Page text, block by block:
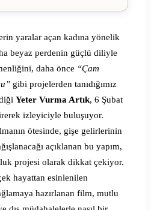
yaralar açan kadına yönelik
beyaz perdenin güçlü diliyle
daha önce “Çam
gibi projelerden tanıdığımız
Yeter Vurma Artık, 6 Şubat
izleyiciyle buluşuyor.
ötesinde, gişe gelirlerinin
açıklanan bu yapım,
projesi olarak dikkat çekiyor.
hayattan esinlenilen
hazırlanan film, mutlu